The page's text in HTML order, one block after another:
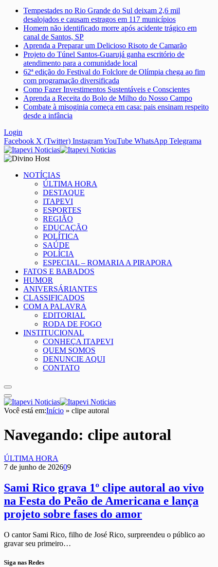
Tempestades no Rio Grande do Sul deixam 2,6 mil
desalojados e causam estragos em 117 municípios
Homem não identificado morre após acidente trágico em
canal de Santos, SP
Aprenda a Preparar um Delicioso Risoto de Camarão
Projeto do Túnel Santos-Guarujá ganha escritório de
atendimento para a comunidade local
62ª edição do Festival do Folclore de Olímpia chega ao fim
com programação diversificada
Como Fazer Investimentos Sustentáveis e Conscientes
Aprenda a Receita do Bolo de Milho do Nosso Campo
Combate à misoginia começa em casa: pais ensinam respeito
desde a infância
Login
Facebook X (Twitter) InstagramYouTube WhatsApp Telegrama
NOTÍCIAS
ÚLTIMA HORA
DESTAQUE
ITAPEVI
ESPORTES
REGIÃO
EDUCAÇÃO
POLÍTICA
SAÚDE
POLÍCIA
ESPECIAL – ROMARIA A PIRAPORA
FATOS E BABADOS
HUMOR
ANIVERSÁRIANTES
CLASSIFICADOS
COM A PALAVRA
EDITORIAL
RODA DE FOGO
INSTITUCIONAL
CONHEÇA ITAPEVI
QUEM SOMOS
DENUNCIE AQUI
CONTATO
Você está em:Início » clipe autoral
Navegando: clipe autoral
ÚLTIMA HORA
7 de junho de 202609
Sami Rico grava 1º clipe autoral ao vivo
na Festa do Peão de Americana e lança
projeto sobre fases do amor
O cantor Sami Rico, filho de José Rico, surpreendeu o público ao
gravar seu primeiro…
Siga nas Redes